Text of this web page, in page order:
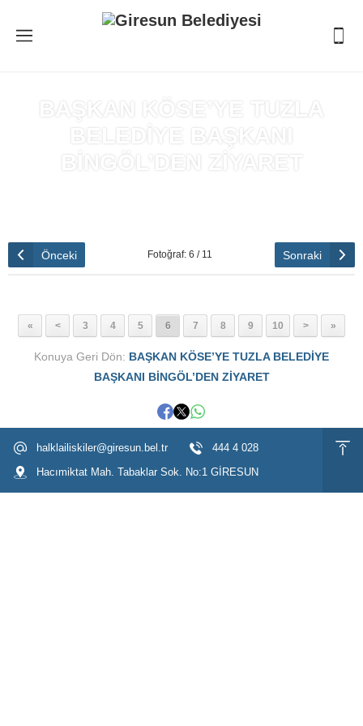
BAŞKAN KÖSE’YE TUZLA
BELEDİYE BAŞKANI
BİNGÖL’DEN ZİYARET
Önceki Fotoğraf: 6 / 11 Sonraki
« < 3 4 5 6 7 8 9 10 > »
Konuya Geri Dön: BAŞKAN KÖSE’YE TUZLA BELEDİYE
BAŞKANI BİNGÖL’DEN ZİYARET
halklailiskiler@giresun.bel.tr
444 4 028
Hacımiktat Mah. Tabaklar Sok. No:1 GİRESUN